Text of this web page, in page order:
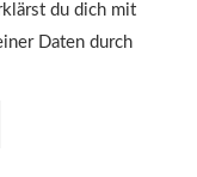
du dich mit
Daten durch